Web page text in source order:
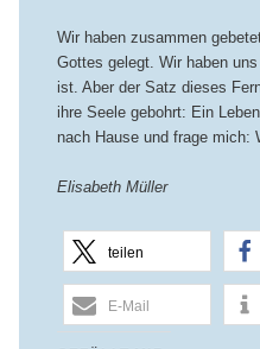
Wir haben zusammen
Gottes gelegt. Wir haben
ist. Aber der Satz dieses
ihre Seele gebohrt: Ein
nach Hause und frage mich:
Elisabeth Müller
teilen
E-Mail